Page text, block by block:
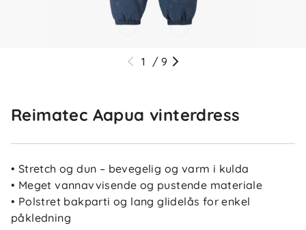
1 / 9
Reimatec Aapua vinterdress
• Stretch og dun – bevegelig og varm i kulda
• Meget vannavvisende og pustende materiale
• Polstret bakparti og lang glidelås for enkel
påkledning